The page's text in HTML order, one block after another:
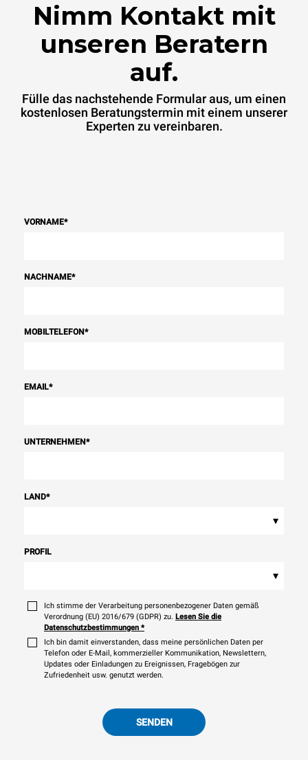
Nimm Kontakt mit
unseren Beratern
auf.
Fülle das nachstehende Formular aus, um einen
kostenlosen Beratungstermin mit einem unserer
Experten zu vereinbaren.
VORNAME*
NACHNAME*
MOBILTELEFON*
EMAIL*
UNTERNEHMEN*
LAND*
▾
PROFIL
▾
Ich stimme der Verarbeitung personenbezogener Daten gemäß
Verordnung (EU) 2016/679 (GDPR) zu. Lesen Sie die
Datenschutzbestimmungen *
Ich bin damit einverstanden, dass meine persönlichen Daten per
Telefon oder E-Mail, kommerzieller Kommunikation, Newslettern,
Updates oder Einladungen zu Ereignissen, Fragebögen zur
Zufriedenheit usw. genutzt werden.
SENDEN